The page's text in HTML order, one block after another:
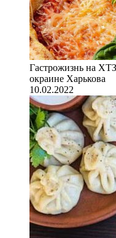
Гастрожизнь на
окраине Харькова
10.02.2022